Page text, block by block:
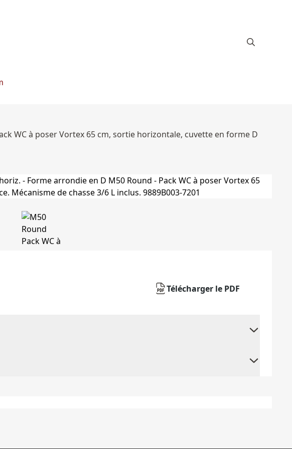
WC à poser Vortex 65 cm, sortie horizontale, cuvette en forme D
Télécharger le PDF